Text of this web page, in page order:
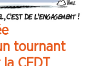
tournant